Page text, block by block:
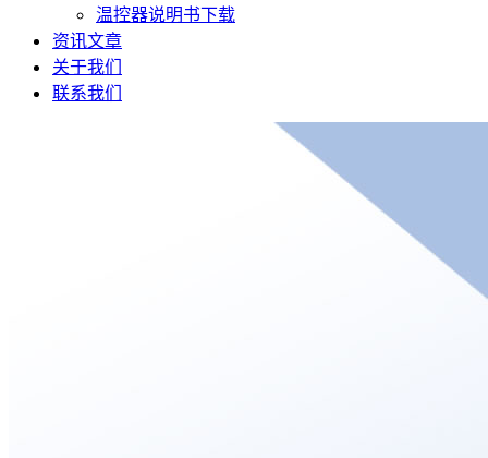
温控器说明书下载
资讯文章
关于我们
联系我们